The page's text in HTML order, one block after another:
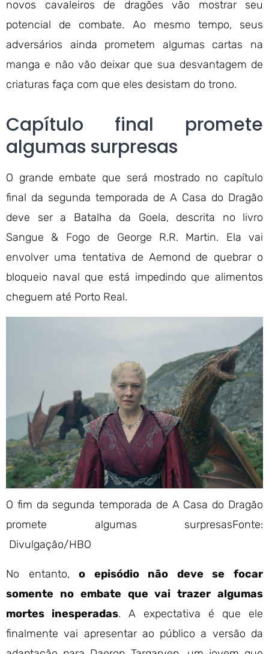
novos cavaleiros de dragões vão mostrar seu
potencial de combate. Ao mesmo tempo, seus
adversários ainda prometem algumas cartas na
manga e não vão deixar que sua desvantagem de
criaturas faça com que eles desistam do trono.
Capítulo final promete
algumas surpresas
O grande embate que será mostrado no capítulo
final da segunda temporada de A Casa do Dragão
deve ser a Batalha da Goela, descrita no livro
Sangue & Fogo de George R.R. Martin. Ela vai
envolver uma tentativa de Aemond de quebrar o
bloqueio naval que está impedindo que alimentos
cheguem até Porto Real.
O fim da segunda temporada de A Casa do Dragão
promete algumas surpresasFonte:
Divulgação/HBO
No entanto,o episódio não deve se focar
somente no embate que vai trazer algumas
mortes inesperadas. A expectativa é que ele
finalmente vai apresentar ao público a versão da